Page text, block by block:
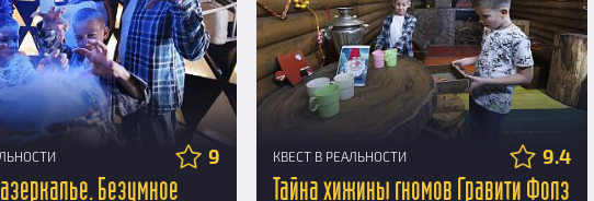
9
Безумное
КВЕСТ В РЕАЛЬНОСТИ 9.4
Тайна хижины гномов Гравити Фолз